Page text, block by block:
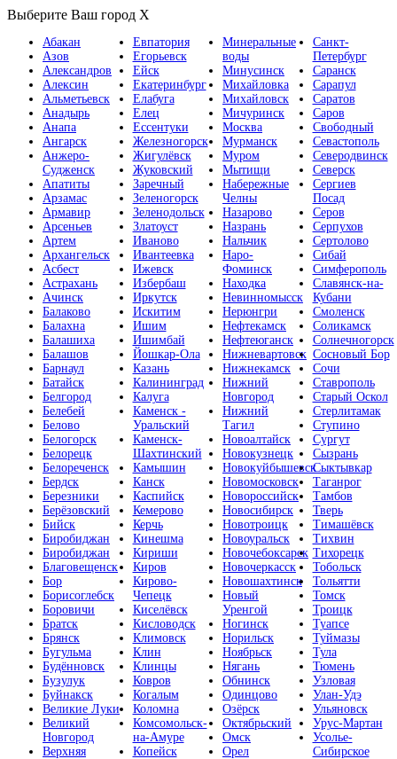
Выберите Ваш город X
Абакан
Азов
Александров
Алексин
Альметьевск
Анадырь
Анапа
Ангарск
Анжеро-
Судженск
Апатиты
Арзамас
Армавир
Арсеньев
Артем
Архангельск
Асбест
Астрахань
Ачинск
Балаково
Балахна
Балашиха
Балашов
Барнаул
Батайск
Белгород
Белебей
Белово
Белогорск
Белорецк
Белореченск
Бердск
Березники
Берёзовский
Бийск
Биробиджан
Биробиджан
Благовещенск
Бор
Борисоглебск
Боровичи
Братск
Брянск
Бугульма
Будённовск
Бузулук
Буйнакск
Великие Луки
Великий
Новгород
Верхняя
Евпатория
Егорьевск
Ейск
Екатеринбург
Елабуга
Елец
Ессентуки
Железногорск
Жигулёвск
Жуковский
Заречный
Зеленогорск
Зеленодольск
Златоуст
Иваново
Ивантеевка
Ижевск
Избербаш
Иркутск
Искитим
Ишим
Ишимбай
Йошкар-Ола
Казань
Калининград
Калуга
Каменск -
Уральский
Каменск-
Шахтинский
Камышин
Канск
Каспийск
Кемерово
Керчь
Кинешма
Кириши
Киров
Кирово-
Чепецк
Киселёвск
Кисловодск
Климовск
Клин
Клинцы
Ковров
Когалым
Коломна
Комсомольск-
на-Амуре
Копейск
Минеральные
воды
Минусинск
Михайловка
Михайловск
Мичуринск
Москва
Мурманск
Муром
Мытищи
Набережные
Челны
Назарово
Назрань
Нальчик
Наро-
Фоминск
Находка
Невинномысск
Нерюнгри
Нефтекамск
Нефтеюганск
Нижневартовск
Нижнекамск
Нижний
Новгород
Нижний
Тагил
Новоалтайск
Новокузнецк
Новокуйбышевск
Новомосковск
Новороссийск
Новосибирск
Новотроицк
Новоуральск
Новочебоксарск
Новочеркасск
Новошахтинск
Новый
Уренгой
Ногинск
Норильск
Ноябрьск
Нягань
Обнинск
Одинцово
Озёрск
Октябрьский
Омск
Орел
Санкт-
Петербург
Саранск
Сарапул
Саратов
Саров
Свободный
Севастополь
Северодвинск
Северск
Сергиев
Посад
Серов
Серпухов
Сертолово
Сибай
Симферополь
Славянск-на-
Кубани
Смоленск
Соликамск
Солнечногорск
Сосновый Бор
Сочи
Ставрополь
Старый Оскол
Стерлитамак
Ступино
Сургут
Сызрань
Сыктывкар
Таганрог
Тамбов
Тверь
Тимашёвск
Тихвин
Тихорецк
Тобольск
Тольятти
Томск
Троицк
Туапсе
Туймазы
Тула
Тюмень
Узловая
Улан-Удэ
Ульяновск
Урус-Мартан
Усолье-
Сибирское